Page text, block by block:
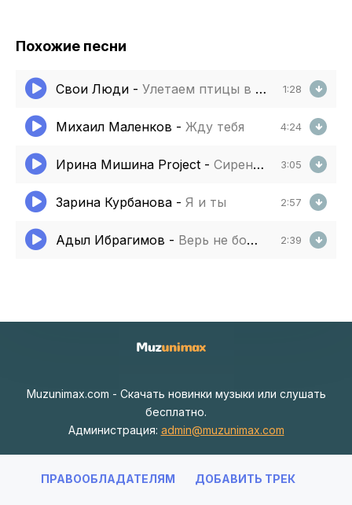
Похожие песни
Свои Люди - Улетаем птицы в небо сквозь холодные туманы 1:28
Михаил Маленков - Жду тебя 4:24
Ирина Мишина Project - Сирень цветет 3:05
Зарина Курбанова - Я и ты 2:57
Адыл Ибрагимов - Верь не бойся 2:39
Muzunimax.com - Скачать новинки музыки или слушать
бесплатно.
Администрация: admin@muzunimax.com
ПРАВООБЛАДАТЕЛЯМ ДОБАВИТЬ ТРЕК